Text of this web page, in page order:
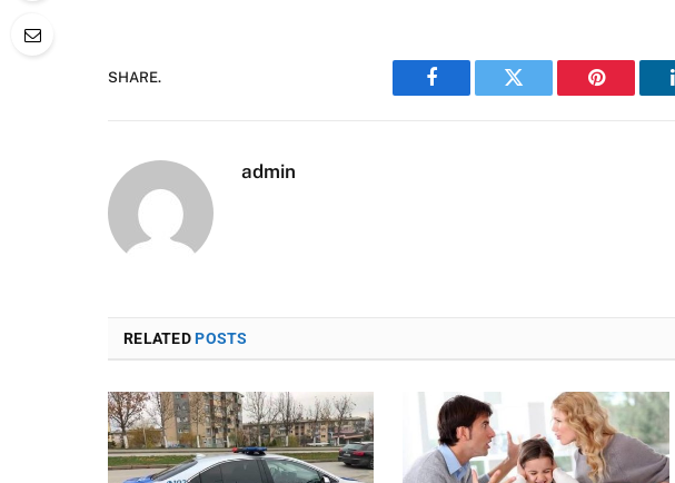
SHARE.
Facebook Twitter Pinterest
admin
RELATEDPOSTS